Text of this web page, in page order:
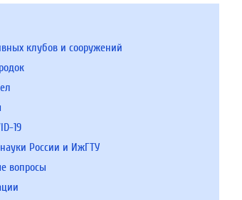
клубов и сооружений
19
России и ИжГТУ
вопросы